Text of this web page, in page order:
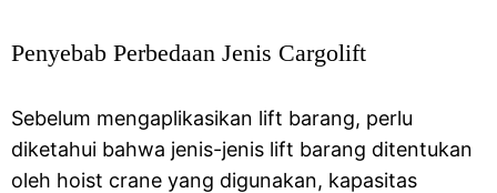
Penyebab Perbedaan Jenis Cargolift
Sebelum mengaplikasikan lift barang, perlu
diketahui bahwa jenis-jenis lift barang ditentukan
oleh hoist crane yang digunakan, kapasitas